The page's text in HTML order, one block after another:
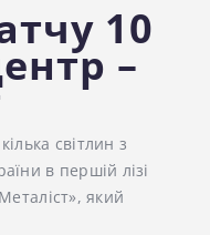
10
–
світлин з
в першій лізі
який